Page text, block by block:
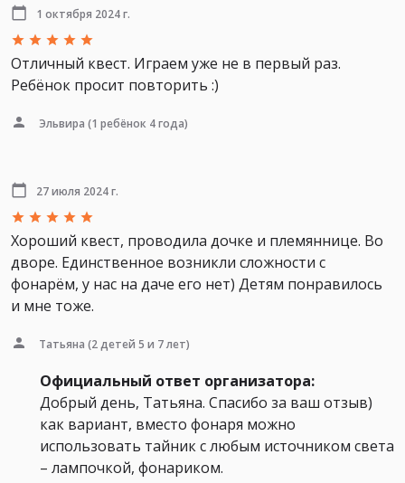
1 октября 2024 г.
Отличный квест. Играем уже не в первый раз.
Ребёнок просит повторить :)
Эльвира (1 ребёнок 4 года)
27 июля 2024 г.
Хороший квест, проводила дочке и племяннице. Во
дворе. Единственное возникли сложности с
фонарём, у нас на даче его нет) Детям понравилось
и мне тоже.
Татьяна (2 детей 5 и 7 лет)
Официальный ответ организатора:
Добрый день, Татьяна. Спасибо за ваш отзыв)
как вариант, вместо фонаря можно
использовать тайник с любым источником света
– лампочкой, фонариком.